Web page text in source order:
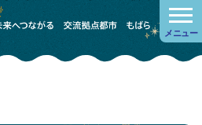
メニュー